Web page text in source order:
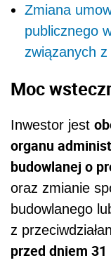
Zmiana
publicznego
związanych
Moc
Inwestor jest
organu
budowlanej o
oraz zmianie
budowlanego
z
przed dniem